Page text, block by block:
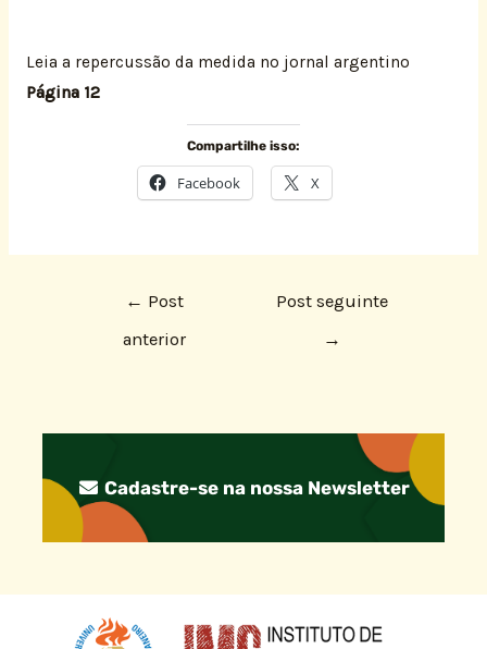
Leia a repercussão da medida no jornal argentino
Página 12
Compartilhe isso:
Facebook X
← Post
anterior
Post seguinte
→
Cadastre-se na nossa Newsletter